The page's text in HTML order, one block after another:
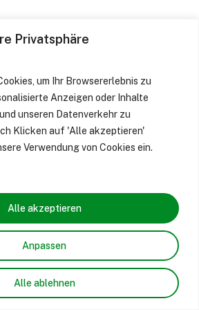
Privatsphäre
um Ihr Browsererlebnis zu
Anzeigen oder Inhalte
unseren Datenverkehr zu
Klicken auf 'Alle akzeptieren'
Verwendung von Cookies ein.
Anpassen
Alle ablehnen
Alle akzeptieren